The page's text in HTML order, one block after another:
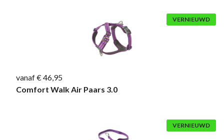
VERNIEUWD
vanaf € 46,95
Comfort Walk Air Paars 3.0
VERNIEUWD